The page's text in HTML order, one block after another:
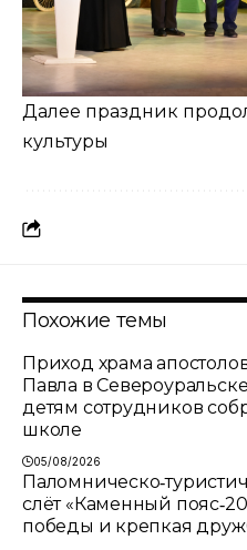
Далее праздник
культуры
Похожие темы
Приход храма
Павла в
детям сотрудников
школе
05/08/2026
слёт «Каменный
победы и крепкая